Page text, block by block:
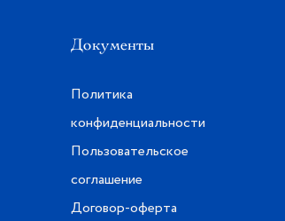
Документы
Политика
конфиденциальности
Пользовательское
соглашение
Договор-оферта